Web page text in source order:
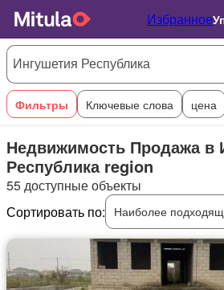
Избранное
Фильтры Ключевые слова цена
Недвижимость Продажа в
Республика region
55 доступные объекты
Сортировать по:
Наиболее